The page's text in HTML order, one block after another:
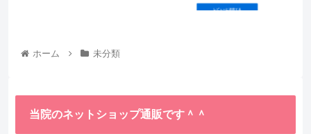
ホーム 未分類
当院のネットショップ通販です＾＾